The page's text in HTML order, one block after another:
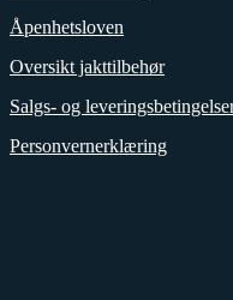
Åpenhetsloven
Oversikt jakttilbehør
Salgs- og
Personvernerklæring